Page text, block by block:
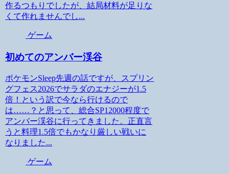
作るつもりでしたが、結局材料が足りな
くて作れませんでし...
ゲーム
初めてのアンバー渓谷
ポケモンSleep先週の話ですが、スプリン
グフェス2026でサラダのエナジーが1.5
倍！という訳で今なら行けるので
は……？と思って、総合SP12000程度で
アンバー渓谷に行ってきました。正直言
うと料理1.5倍でもかなり厳しい戦いに
なりました...
ゲーム